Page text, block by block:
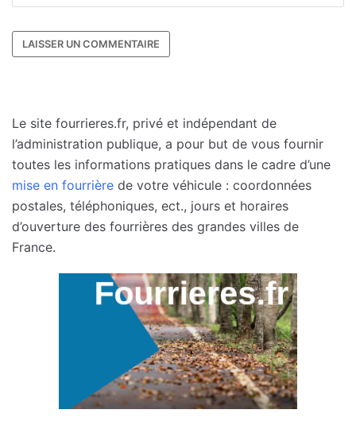
Le site fourrieres.fr, privé et indépendant de
l’administration publique, a pour but de vous fournir
toutes les informations pratiques dans le cadre d’une
mise en fourrière de votre véhicule : coordonnées
postales, téléphoniques, ect., jours et horaires
d’ouverture des fourrières des grandes villes de
France.